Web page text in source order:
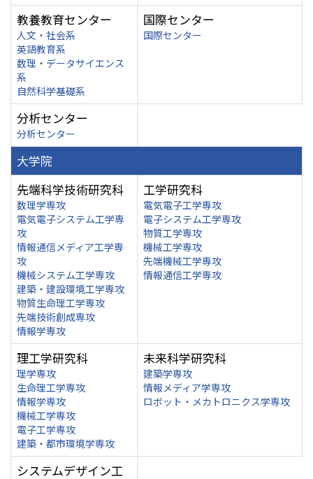
教養教育センター
人文・社会系
英語教育系
数理・データサイエンス
系
自然科学基礎系
国際センター
国際センター
分析センター
分析センター
大学院
先端科学技術研究科
数理学専攻
電気電子システム工学専
攻
情報通信メディア工学専
攻
機械システム工学専攻
建築・建設環境工学専攻
物質生命理工学専攻
先端技術創成専攻
情報学専攻
工学研究科
電気電子工学専攻
電子システム工学専攻
物質工学専攻
機械工学専攻
先端機械工学専攻
情報通信工学専攻
理工学研究科
理学専攻
生命理工学専攻
情報学専攻
機械工学専攻
電子工学専攻
建築・都市環境学専攻
未来科学研究科
建築学専攻
情報メディア学専攻
ロボット・メカトロニクス学専攻
システムデザイン工